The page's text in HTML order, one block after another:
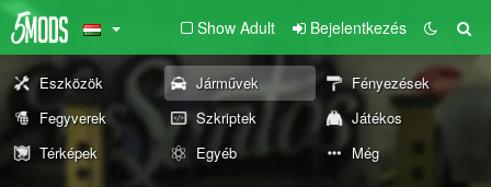
Show Adult Bejelentkezés
Eszközök Járművek
Fényezések
Fegyverek
Szkriptek
Játékos
Térképek
Egyéb Még